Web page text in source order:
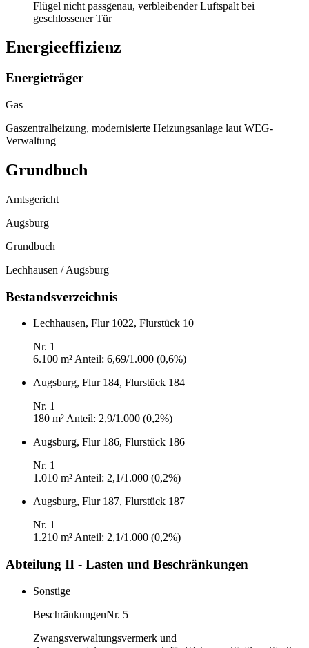
Flügel nicht passgenau, verbleibender Luftspalt bei
geschlossener Tür
Energieeffizienz
Energieträger
Gas
Gaszentralheizung, modernisierte Heizungsanlage laut WEG-
Verwaltung
Grundbuch
Amtsgericht
Augsburg
Grundbuch
Lechhausen / Augsburg
Bestandsverzeichnis
Lechhausen, Flur 1022, Flurstück 10
Nr. 1
6.100 m² Anteil: 6,69/1.000 (0,6%)
Augsburg, Flur 184, Flurstück 184
Nr. 1
180 m² Anteil: 2,9/1.000 (0,2%)
Augsburg, Flur 186, Flurstück 186
Nr. 1
1.010 m² Anteil: 2,1/1.000 (0,2%)
Augsburg, Flur 187, Flurstück 187
Nr. 1
1.210 m² Anteil: 2,1/1.000 (0,2%)
Abteilung II - Lasten und Beschränkungen
Sonstige
BeschränkungenNr. 5
Zwangsverwaltungsvermerk und